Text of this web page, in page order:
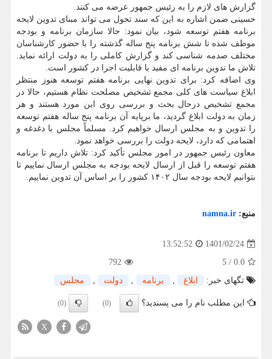
گزارش های لازم را به رئیس جمهور عرضه می کنند.
حسینی ضمن اشاره به این که سند تحول می تواند مبنای تدوین لایحه
برنامه هفتم توسعه شود، بیان نمود: حالا سازمان برنامه و بودجه
موظف شده تا شش برنامه پنج ساله گذشته را با حضور کارشناسان
مختلف صدمه شناسی کند و گزارش کاملی را به دولت ارائه نماید.
تلاش ما تدوین برنامه ای مفید با قابلیت اجرا در کشور است.
وی اضافه کرد: برای تدوین نهایی برنامه هفتم توسعه هنوز منتظر
ابلاغ سیاست های کلی مجمع تشخیص مصلحت نظام هستیم، حالا در
مجمع تشخیص درحال بحث و بررسی روی این مورد هستند و هر
زمان به دولت ابلاغ گردید، ما برپایه آن برنامه پنج ساله هفتم توسعه
را تدوین و به مجلس ارسال خواهیم کرد. مسلماً مجلس با دغدغه و
اهتمامی که دارد، لایحه دولت را بررسی خواهد نمود.
معاون رئیس جمهور در امور مجلس تأکید کرد: تلاش داریم تا برنامه
هفتم توسعه را قبل از ارسال لایحه بودجه به مجلس ارسال نماییم تا
بتوانیم لایحه بودجه سال ۱۴۰۲ کشور را بر اساس آن تدوین نماییم.
منبع: namna.ir
1401/02/24
13:52:52
0.0
/
5
792
تگهای خبر:
ابلاغ , برنامه , دولت , مجلس
این مطلب نام را می پسندید؟ (0)
(0)
X